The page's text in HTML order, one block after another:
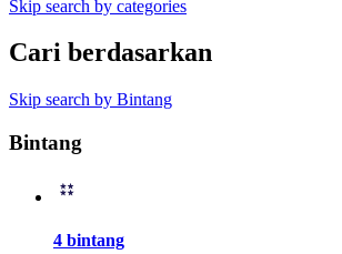
Skip search by categories
Cari berdasarkan
Skip search by Bintang
Bintang
4 bintang